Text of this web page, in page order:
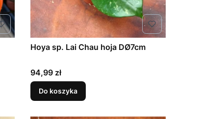
Hoya sp. Lai Chau hoja DØ7cm
Cena
94,99 zł
Do koszyka